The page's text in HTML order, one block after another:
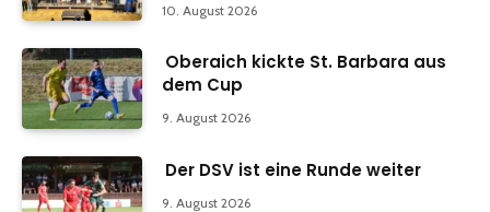
10. August 2026
Oberaich kickte St. Barbara aus
dem Cup
9. August 2026
Der DSV ist eine Runde weiter
9. August 2026